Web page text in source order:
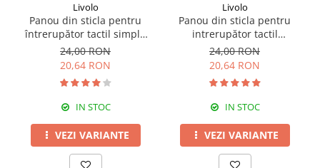
Livolo
Panou din sticla pentru
întrerupător tactil simplu
Livolo
24,00 RON
20,64 RON
IN STOC
VEZI VARIANTE
Livolo
Panou din sticla pentru
intrerupător tactil
dublu,Livolo
24,00 RON
20,64 RON
IN STOC
VEZI VARIANTE